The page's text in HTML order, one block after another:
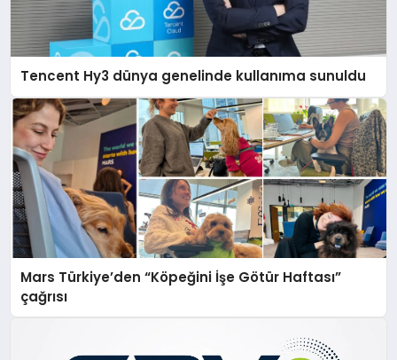
Tencent Hy3 dünya genelinde kullanıma sunuldu
Mars Türkiye’den “Köpeğini İşe Götür Haftası”
çağrısı